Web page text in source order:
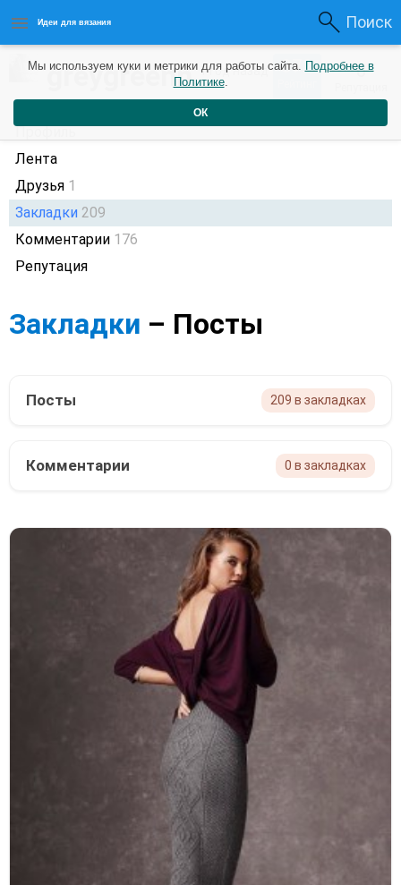
Идеи для вязания Поиск
greygreenn1 год назад 372 0
Профиль
Лента
Друзья 1
Закладки 209
Комментарии 176
Репутация
Закладки – Посты
Посты 209 в закладках
Комментарии 0 в закладках
Мы используем куки и метрики для работы сайта. Подробнее в
Политике.
ОК